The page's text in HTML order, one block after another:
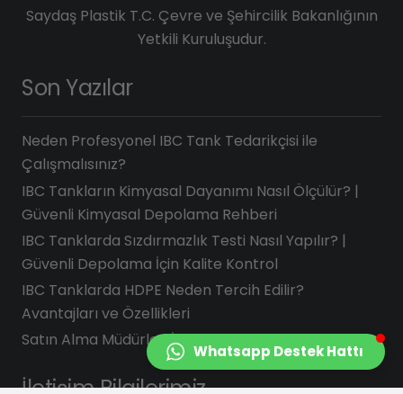
Saydaş Plastik T.C. Çevre ve Şehircilik Bakanlığının
Yetkili Kuruluşudur.
Son Yazılar
Neden Profesyonel IBC Tank Tedarikçisi ile
Çalışmalısınız?
IBC Tankların Kimyasal Dayanımı Nasıl Ölçülür? |
Güvenli Kimyasal Depolama Rehberi
IBC Tanklarda Sızdırmazlık Testi Nasıl Yapılır? |
Güvenli Depolama İçin Kalite Kontrol
IBC Tanklarda HDPE Neden Tercih Edilir?
Avantajları ve Özellikleri
Satın Alma Müdürleri İçin IBC Tank Kontrol Listesi
Whatsapp Destek Hattı